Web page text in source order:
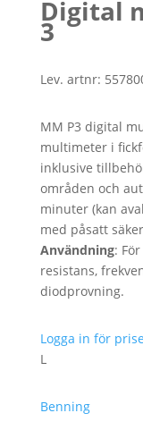
Digital
3
Lev. artnr:
MM P3 digital
multimeter i
inklusive
områden och
minuter (kan
med påsatt
Användning:
resistans,
diodprovning.
Logga in för
L
Benning